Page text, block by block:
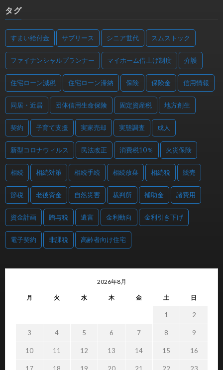
タグ
すまい給付金 サブリース シニア世代 スムストック
ファイナンシャルプランナー マイホーム借上げ制度 介護
住宅ローン減税 住宅ローン滞納 保険 保険金 信用情報
同居・近居 団体信用生命保険 固定資産税 地方創生
契約 子育て支援 実家売却 実態調査 成人
新型コロナウィルス 民法改正 消費税10％ 火災保険
相続 相続対策 相続手続 相続放棄 相続税 競売
節税 老後資金 自然災害 裁判所 補助金 諸費用
資金計画 贈与税 遺言 金利動向 金利引き下げ
電子契約 非課税 高齢者向け住宅
2026年8月
月 火 水 木 金 土 日
1 2
3 4 5 6 7 8 9
10 11 12 13 14 15 16
17 18 19 20 21 22 23